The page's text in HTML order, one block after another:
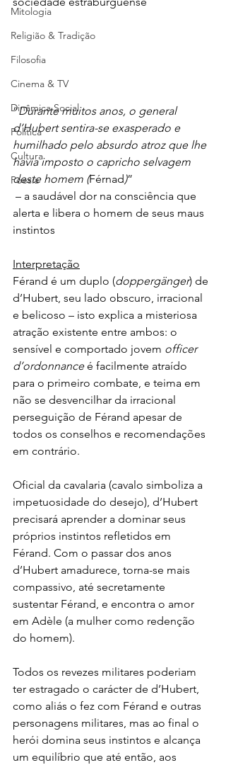
Mitologia
Religião & Tradição
Filosofia
Cinema & TV
Dinâmica Social
Política
Cultura
Poesia
“Durante muitos anos, o general
d’Hubert sentira-se exasperado e
humilhado pelo absurdo atroz que lhe
havia imposto o capricho selvagem
deste homem (Férnad)”
alerta e libera o homem de seus maus
instintos
Interpretação
Férand é um duplo (doppergänger) de
d’Hubert, seu lado obscuro, irracional
e belicoso – isto explica a misteriosa
atração existente entre ambos: o
sensível e comportado jovem officer
d’ordonnance é facilmente atraído
para o primeiro combate, e teima em
não se desvencilhar da irracional
perseguição de Férand apesar de
todos os conselhos e recomendações
em contrário.
Oficial da cavalaria (cavalo simboliza a
impetuosidade do desejo), d’Hubert
precisará aprender a dominar seus
próprios instintos refletidos em
Férand. Com o passar dos anos
d’Hubert amadurece, torna-se mais
compassivo, até secretamente
sustentar Férand, e encontra o amor
em Adèle (a mulher como redenção
do homem).
Todos os revezes militares poderiam
ter estragado o carácter de d’Hubert,
como aliás o fez com Férand e outras
personagens militares, mas ao final o
herói domina seus instintos e alcança
um equilíbrio que até então, aos